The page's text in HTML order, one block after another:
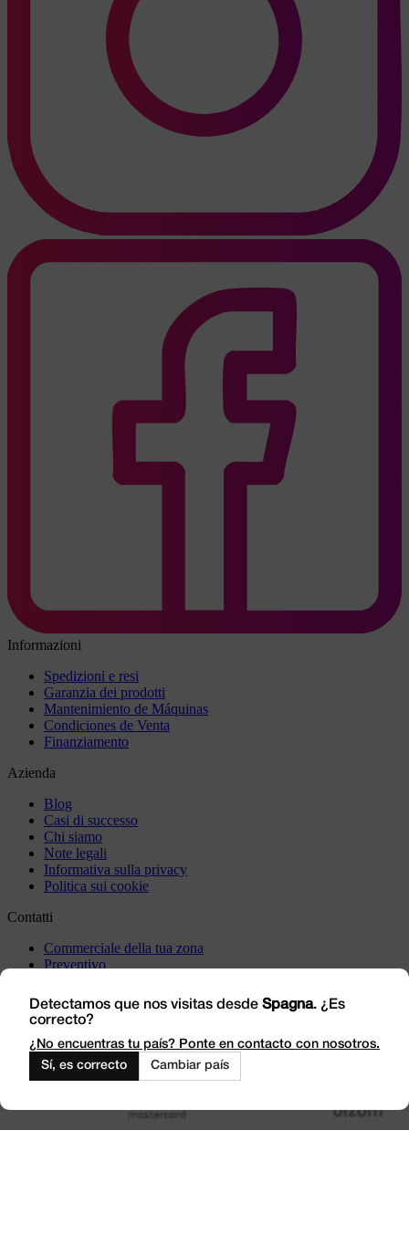
Informazioni
Spedizioni e resi
Garanzia dei prodotti
Mantenimiento de Máquinas
Condiciones de Venta
Finanziamento
Azienda
Blog
Casi di successo
Chi siamo
Note legali
Informativa sulla privacy
Politica sui cookie
Contatti
Commerciale della tua zona
Preventivo
Vieni a trovarci
Lavora con noi
Outlet
Detectamos que nos visitas desde Spagna. ¿Es
correcto?
¿No encuentras tu país? Ponte en contacto con nosotros.
Sí, es correcto
Cambiar país